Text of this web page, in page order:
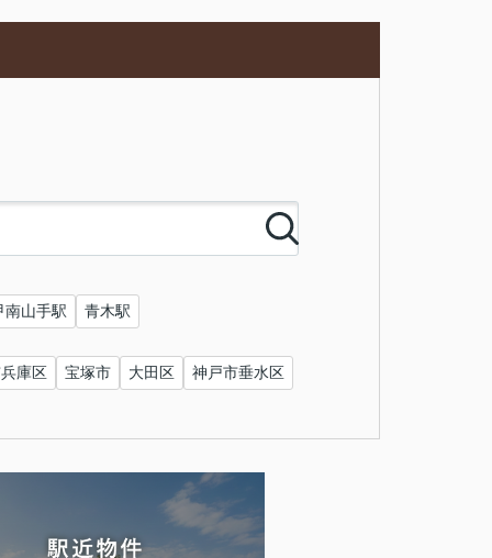
南山手駅 青木駅
庫区 宝塚市 大田区 神戸市垂水区